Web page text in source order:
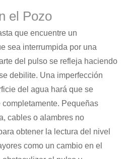
el Pozo
que encuentre un
sea interrumpida por una
del pulso se refleja haciendo
debilite. Una imperfección
del agua hará que se
Pequeñas
cables o alambres no
obtener la lectura del nivel
como un cambio en el